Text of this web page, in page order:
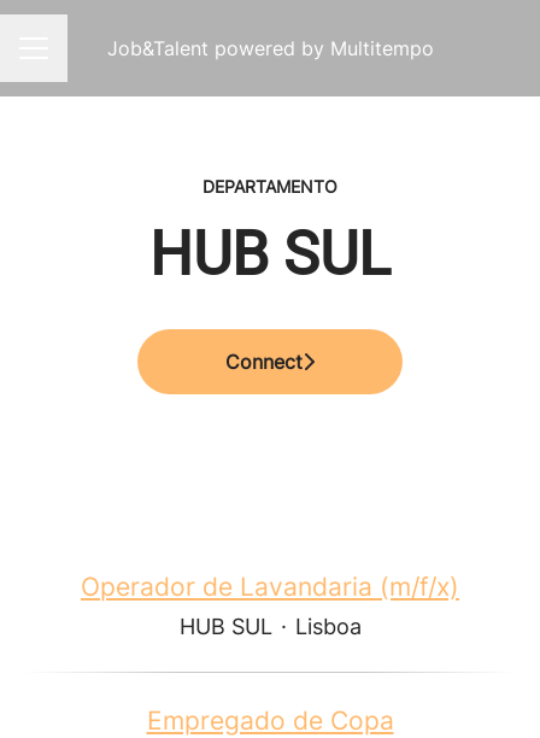
Menu de carreiras
Job&Talent powered by Multitempo
DEPARTAMENTO
HUB SUL
Connect
Operador de Lavandaria (m/f/x)
HUB SUL · Lisboa
Empregado de Copa